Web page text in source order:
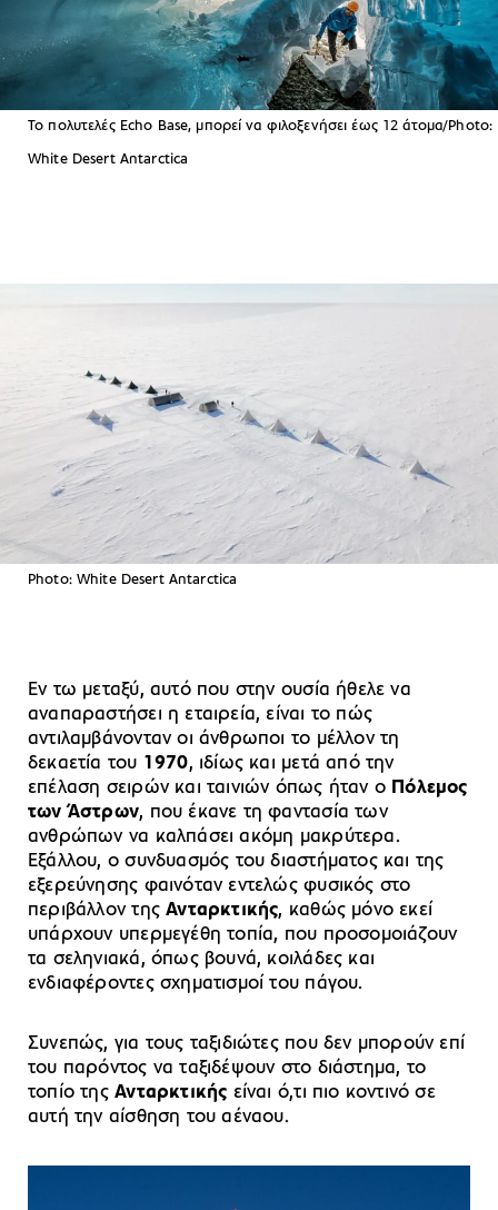
Το πολυτελές Echo Base, μπορεί να φιλοξενήσει έως 12 άτομα/Photo:
White Desert Antarctica
Photo: White Desert Antarctica
Εν τω μεταξύ, αυτό που στην ουσία ήθελε να
αναπαραστήσει η εταιρεία, είναι το πώς
αντιλαμβάνονταν οι άνθρωποι το μέλλον τη
δεκαετία του 1970, ιδίως και μετά από την
επέλαση σειρών και ταινιών όπως ήταν ο Πόλεμος
των Άστρων, που έκανε τη φαντασία των
ανθρώπων να καλπάσει ακόμη μακρύτερα.
Εξάλλου, ο συνδυασμός του διαστήματος και της
εξερεύνησης φαινόταν εντελώς φυσικός στο
περιβάλλον τηςΑνταρκτικής, καθώς μόνο εκεί
υπάρχουν υπερμεγέθη τοπία, που προσομοιάζουν
τα σεληνιακά, όπως βουνά, κοιλάδες και
ενδιαφέροντες σχηματισμοί του πάγου.
Συνεπώς, για τους ταξιδιώτες που δεν μπορούν επί
του παρόντος να ταξιδέψουν στο διάστημα, το
τοπίο τηςΑνταρκτικής είναι ό,τι πιο κοντινό σε
αυτή την αίσθηση του αέναου.